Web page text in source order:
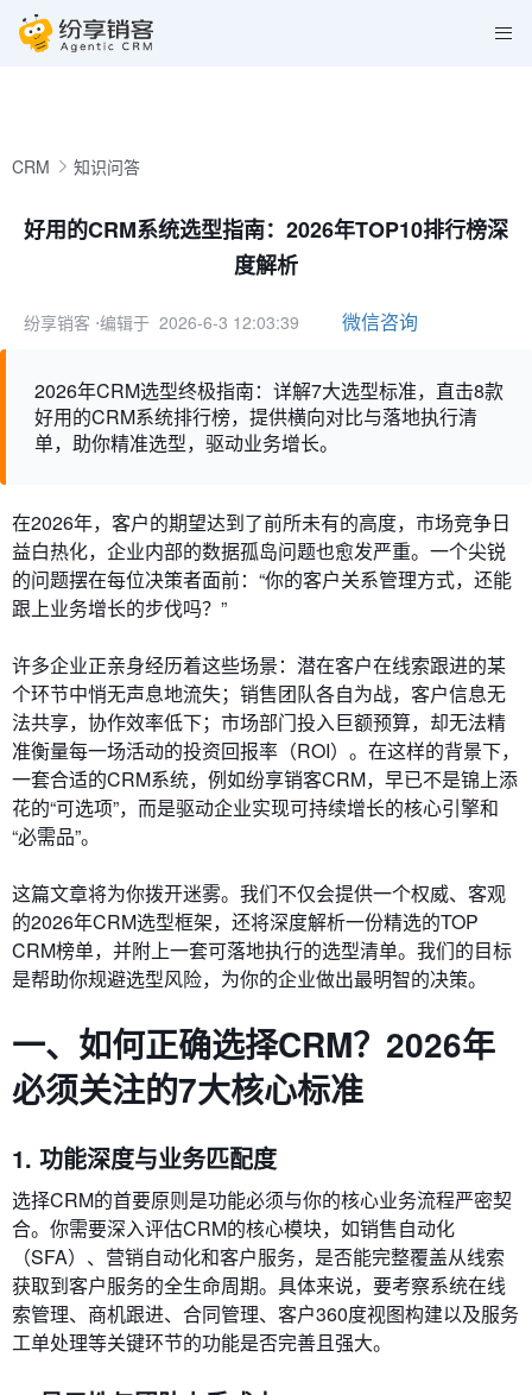
CRM 知识问答
好用的CRM系统选型指南：2026年TOP10排行榜深
度解析
纷享销客 ⋅编辑于 2026-6-3 12:03:39 微信咨询
2026年CRM选型终极指南：详解7大选型标准，直击8款
好用的CRM系统排行榜，提供横向对比与落地执行清
单，助你精准选型，驱动业务增长。
在2026年，客户的期望达到了前所未有的高度，市场竞争日
益白热化，企业内部的数据孤岛问题也愈发严重。一个尖锐
的问题摆在每位决策者面前：“你的客户关系管理方式，还能
跟上业务增长的步伐吗？”
许多企业正亲身经历着这些场景：潜在客户在线索跟进的某
个环节中悄无声息地流失；销售团队各自为战，客户信息无
法共享，协作效率低下；市场部门投入巨额预算，却无法精
准衡量每一场活动的投资回报率（ROI）。在这样的背景下，
一套合适的CRM系统，例如纷享销客CRM，早已不是锦上添
花的“可选项”，而是驱动企业实现可持续增长的核心引擎和
“必需品”。
这篇文章将为你拨开迷雾。我们不仅会提供一个权威、客观
的2026年CRM选型框架，还将深度解析一份精选的TOP
CRM榜单，并附上一套可落地执行的选型清单。我们的目标
是帮助你规避选型风险，为你的企业做出最明智的决策。
一、如何正确选择CRM？2026年
必须关注的7大核心标准
1. 功能深度与业务匹配度
选择CRM的首要原则是功能必须与你的核心业务流程严密契
合。你需要深入评估CRM的核心模块，如销售自动化
（SFA）、营销自动化和客户服务，是否能完整覆盖从线索
获取到客户服务的全生命周期。具体来说，要考察系统在线
索管理、商机跟进、合同管理、客户360度视图构建以及服务
工单处理等关键环节的功能是否完善且强大。